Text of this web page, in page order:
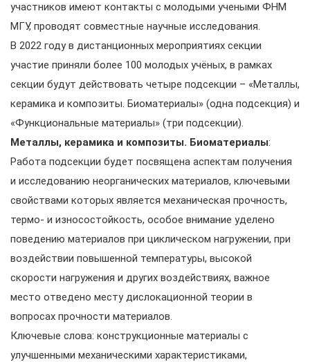
участников имеют контакты с молодыми учеными ФНМ
МГУ, проводят совместные научные исследования.
В 2022 году в дистанционных мероприятиях секции
участие приняли более 100 молодых учёных, в рамках
секции будут действовать четыре подсекции – «Металлы,
керамика и композиты. Биоматериалы» (одна подсекция) и
«Функциональные материалы» (три подсекции).
Металлы, керамика и композиты. Биоматериалы:
Работа подсекции будет посвящена аспектам получения
и исследованию неорганических материалов, ключевыми
свойствами которых является механическая прочность,
термо- и износостойкость, особое внимание уделено
поведению материалов при циклическом нагружении, при
воздействии повышенной температуры, высокой
скорости нагружения и других воздействиях, важное
место отведено месту дислокационной теории в
вопросах прочности материалов.
Ключевые слова: конструкционные материалы с
улучшенными механическими характеристиками,